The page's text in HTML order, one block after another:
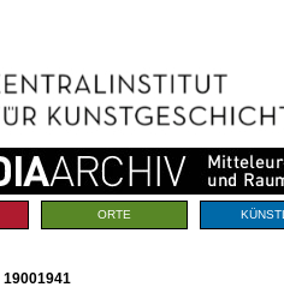
ORTE
19001941